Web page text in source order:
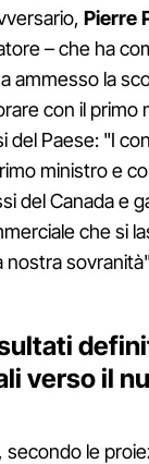
Pierre
– che ha
ammesso la
con il primo
del Paese: "I
ministro e
del Canada e
che si
nostra
verso il
secondo le